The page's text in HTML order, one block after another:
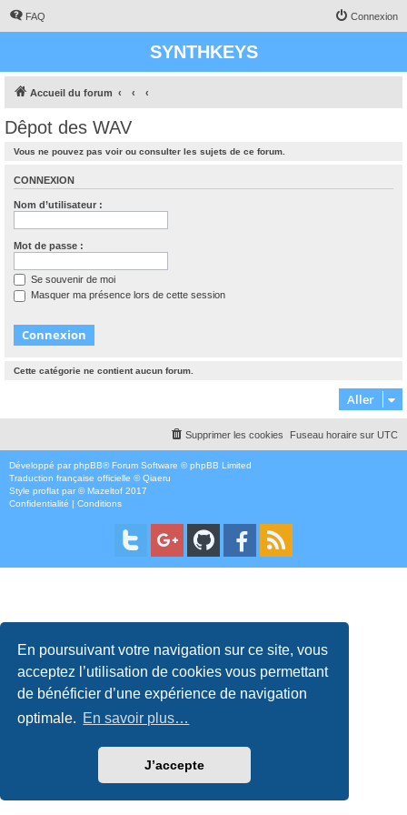
En poursuivant votre navigation sur ce site, vous
acceptez l’utilisation de cookies vous permettant
de bénéficier d’une expérience de navigation
optimale. En savoir plus…
J’accepte
FAQ Connexion
SYNTHKEYS
Accueil du forum
Dêpot des WAV
Vous ne pouvez pas voir ou consulter les sujets de ce forum.
CONNEXION
Nom d’utilisateur :
Mot de passe :
Se souvenir de moi
Masquer ma présence lors de cette session
Cette catégorie ne contient aucun forum.
Aller
Fuseau horaire sur UTC
Supprimer les cookies
Développé par phpBB® Forum Software © phpBB Limited
Traduction française officielle ©Qiaeru
Style proflat par ©Mazeltof 2017
Confidentialité | Conditions